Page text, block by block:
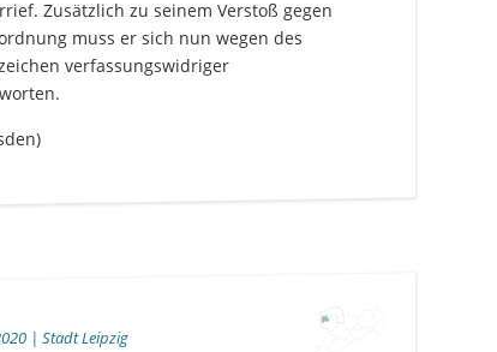
Zusätzlich zu seinem Verstoß gegen
muss er sich nun wegen des
verfassungswidriger
| Stadt Leipzig